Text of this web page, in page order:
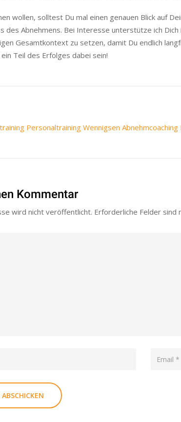
wollen, solltest Du mal einen genauen Blick auf
des Abnehmens. Bei Interesse unterstütze ich Dich
Gesamtkontext zu setzen, damit Du endlich
Teil des Erfolges dabei sein!
Personaltraining Wennigsen Abnehmcoaching
Kommentar
wird nicht veröffentlicht. Erforderliche Felder sind